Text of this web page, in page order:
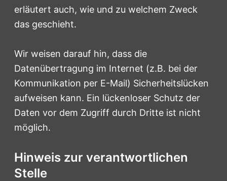
erläutert auch, wie und zu welchem Zweck
das geschieht.
Wir weisen darauf hin, dass die
Datenübertragung im Internet (z.B. bei der
Kommunikation per E-Mail) Sicherheitslücken
aufweisen kann. Ein lückenloser Schutz der
Daten vor dem Zugriff durch Dritte ist nicht
möglich.
Hinweis zur verantwortlichen
Stelle